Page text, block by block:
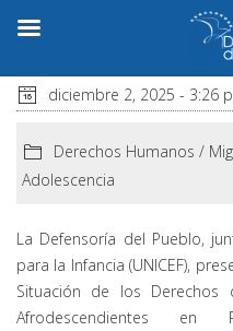
diciembre 2, 2025 - 3:26
Derechos Humanos /
Adolescencia
La Defensoría del Pueblo,
para la Infancia (UNICEF),
Situación de los Derechos
Afrodescendientes en